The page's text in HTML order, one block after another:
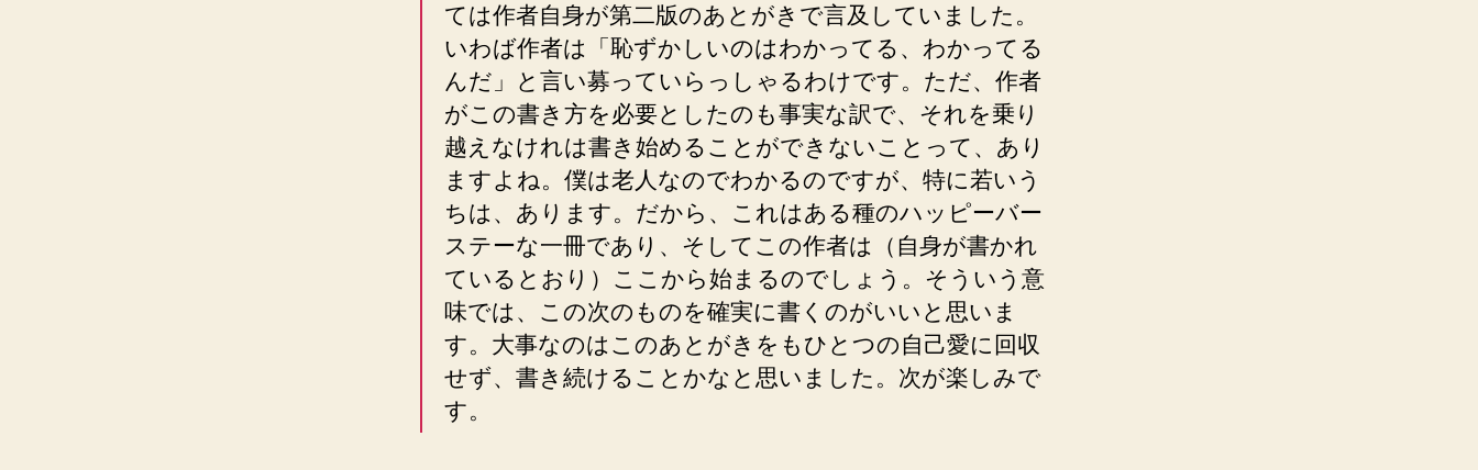
ては作者自身が第二版のあとがきで言及していました。
いわば作者は「恥ずかしいのはわかってる、わかってる
んだ」と言い募っていらっしゃるわけです。ただ、作者
がこの書き方を必要としたのも事実な訳で、それを乗り
越えなけれは書き始めることができないことって、あり
ますよね。僕は老人なのでわかるのですが、特に若いう
ちは、あります。だから、これはある種のハッピーバー
ステーな一冊であり、そしてこの作者は（自身が書かれ
ているとおり）ここから始まるのでしょう。そういう意
味では、この次のものを確実に書くのがいいと思いま
す。大事なのはこのあとがきをもひとつの自己愛に回収
せず、書き続けることかなと思いました。次が楽しみで
す。